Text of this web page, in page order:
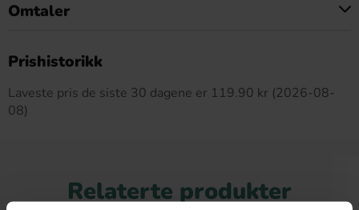
Omtaler
Prishistorikk
Laveste pris de siste 30 dagene er 119.90 kr (2026-08-
08)
Relaterte produkter